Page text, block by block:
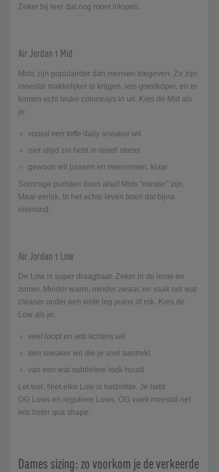
Zeker bij leer dat nog moet inlopen.
Air Jordan 1 Mid
Mids zijn populairder dan mensen toegeven. Ze zijn
meestal makkelijker te krijgen, iets goedkoper, en er
komen echt leuke colorways in uit. Kies de Mid als
je:
vooral een toffe daily sneaker wil
niet altijd zin hebt in resell stress
gewoon wil passen en meenemen, klaar
Sommige puristen doen alsof Mids “minder” zijn.
Maar eerlijk. In het echte leven boeit dat bijna
niemand.
Air Jordan 1 Low
De Low is super draagbaar. Zeker in de lente en
zomer. Minder warm, minder zwaar, en vaak net wat
cleaner onder een wide leg jeans of rok. Kies de
Low als je:
veel loopt en iets lichters wil
een sneaker wil die je snel aantrekt
van een wat subtielere look houdt
Let wel. Niet elke Low is hetzelfde. Je hebt
OG Lows en reguliere Lows. OG voelt meestal net
iets beter qua shape.
Dames sizing: zo voorkom je de verkeerde